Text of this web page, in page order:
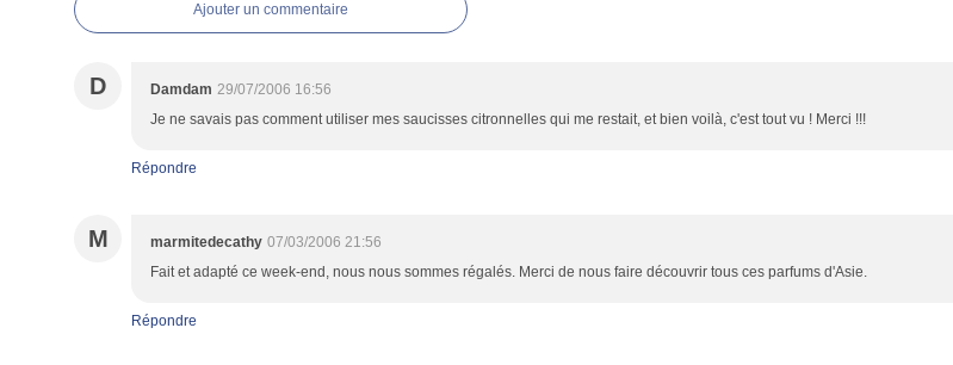
Ajouter un commentaire
D Damdam 29/07/2006 16:56
Je ne savais pas comment utiliser mes saucisses citronnelles qui me restait, et bien voilà, c'est tout vu ! Merci !!!
Répondre
M marmitedecathy 07/03/2006 21:56
Fait et adapté ce week-end, nous nous sommes régalés. Merci de nous faire découvrir tous ces parfums d'Asie.
Répondre